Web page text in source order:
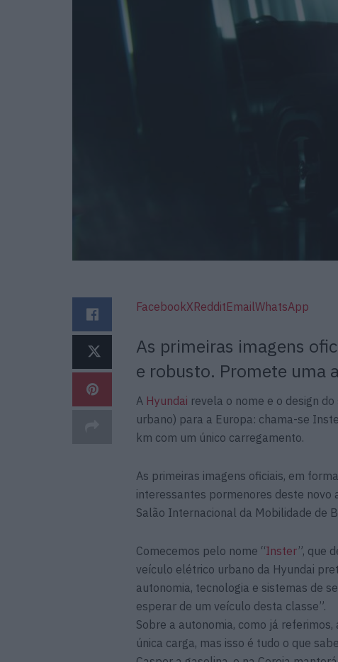
FacebookXRedditEmailWhatsApp
As primeiras imagens
e robusto. Promete uma
A Hyundai revela o nome e o design
urbano) para a Europa: chama-se
km com um único carregamento.
As primeiras imagens oficiais, em
interessantes pormenores deste novo
Salão Internacional da Mobilidade de
Comecemos pelo nome “Inster”, que
veículo elétrico urbano da Hyundai
autonomia, tecnologia e sistemas de
esperar de um veículo desta classe”.
Sobre a autonomia, como já
única carga, mas isso é tudo o que